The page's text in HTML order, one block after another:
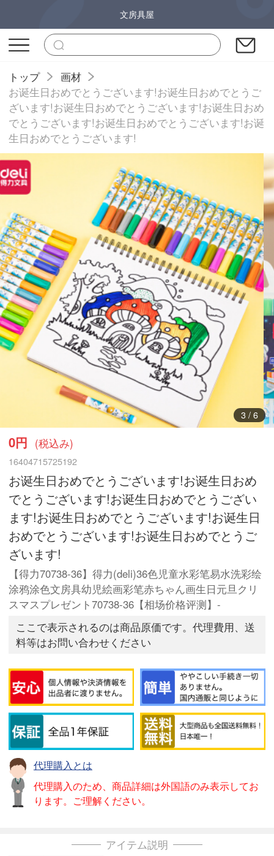
文房具屋
トップ
画材
お诞生日おめでとうございます!お诞生日おめでとうご
ざいます!お诞生日おめでとうございます!お诞生日おめ
でとうございます!お诞生日おめでとうございます!お诞
生日おめでとうございます!
4/ 6
0円 (税込み)
16404715725192
お诞生日おめでとうございます!お诞生日おめ
でとうございます!お诞生日おめでとうござい
ます!お诞生日おめでとうございます!お诞生日
おめでとうございます!お诞生日おめでとうご
ざいます!
【得力70738-36】得力(deli)36色児童水彩笔易水洗彩绘
涂鸦涂色文房具幼児絵画彩笔赤ちゃん画生日元旦クリ
スマスプレゼント70738-36【相场价格评测】-
ここで表示されるのは商品原価です。代理費用、送
料等はお問い合わせください
代理購入とは
代理購入のため、商品詳細は外国語のみ表示してお
ります。ご理解ください。
アイテム説明